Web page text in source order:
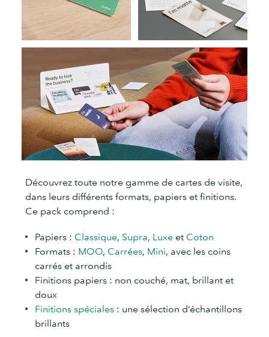
Découvrez toute notre gamme de cartes de visite,
dans leurs différents formats, papiers et finitions.
Ce pack comprend :
Papiers : Classique, Supra, Luxe et Coton
Formats : MOO, Carrées, Mini, avec les coins
carrés et arrondis
Finitions papiers : non couché, mat, brillant et
doux
Finitions spéciales : une sélection d’échantillons
brillants